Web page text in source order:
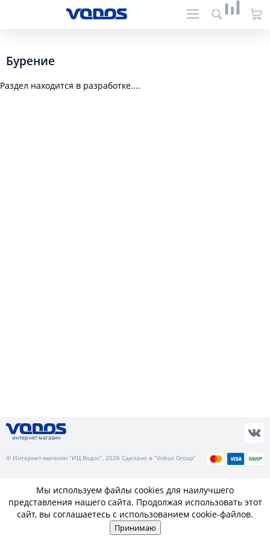
Бурение
Раздел находится в разработке....
интернет магазин
© Интернет-магазин “ИЦ Водос”, 2026 Сделано в “Vobus Group”
Мы используем файлы cookies для наилучшего
представления нашего сайта. Продолжая использовать этот
сайт, вы соглашаетесь с использованием cookie-файлов.
Принимаю